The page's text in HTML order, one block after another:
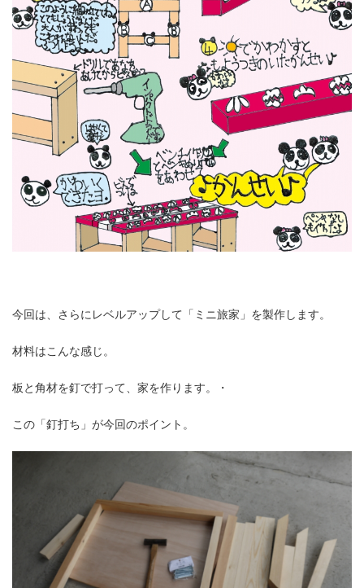
今回は、さらにレベルアップして「ミニ旅家」を製作します。
材料はこんな感じ。
板と角材を釘で打って、家を作ります。・
この「釘打ち」が今回のポイント。